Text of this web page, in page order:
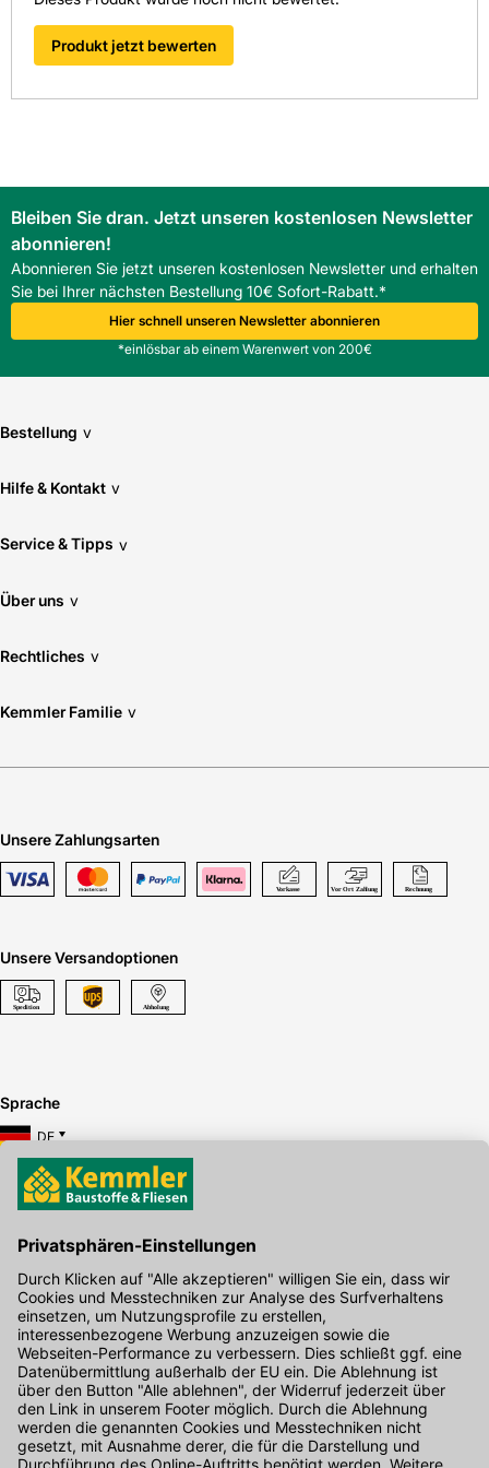
zuverlässigen Baustofffachhandel in Südwest-Deutschland.
FAQ
Ist der Quattro QPlus Bitumenvoranstrich für Metall und
Ja, er haftet gut auf Beton, Bitumen, Metall und Holz und
Er wird mit Pinsel, Rolle oder Spritztechnik aufgetragen; die
schnelltrocknende Formulierung ermöglicht zeitnahe
Abdichtung.
Produkt jetzt bewerten
Bleiben Sie dran. Jetzt unseren kostenlosen Newsletter
abonnieren!
Abonnieren Sie jetzt unseren kostenlosen Newsletter und erhalten
Sie bei Ihrer nächsten Bestellung 10€ Sofort-Rabatt.*
Hier schnell unseren Newsletter abonnieren
*einlösbar ab einem Warenwert von 200€
Bestellung v
Hilfe & Kontakt v
Service & Tipps v
Über uns v
Rechtliches v
Kemmler Familie v
Unsere Zahlungsarten
Unsere Versandoptionen
Sprache
DE
Hier gibt's die kostenlose App
Kontakt
Unser Onlineshop Team ist montags bis freitags von 08:00 - 17:00
Uhr unter der Telefonnummer07071 / 151-151für Sie erreichbar.